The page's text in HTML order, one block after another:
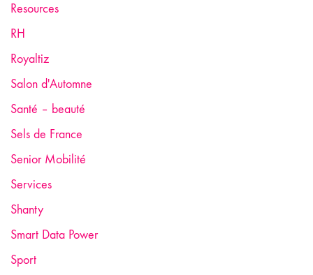
Resources
RH
Royaltiz
Salon d'Automne
Santé – beauté
Sels de France
Senior Mobilité
Services
Shanty
Smart Data Power
Sport